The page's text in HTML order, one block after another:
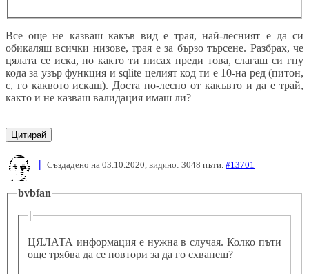
Все още не казваш какъв вид е трая, най-лесният е да си
обикаляш всички низове, трая е за бързо търсене. Разбрах, че
цялата се иска, но както ти писах преди това, слагаш си гпу
кода за узър функция и sqlite целият код ти е 10-на ред (питон,
с, го каквото искаш). Доста по-лесно от какъвто и да е трай,
както и не казваш валидация имаш ли?
Цитирай
| Създадено на 03.10.2020, видяно: 3048 пъти. #13701
bvbfan
|
ЦЯЛАТА информация е нужна в случая. Колко пъти
още трябва да се повтори за да го схванеш?